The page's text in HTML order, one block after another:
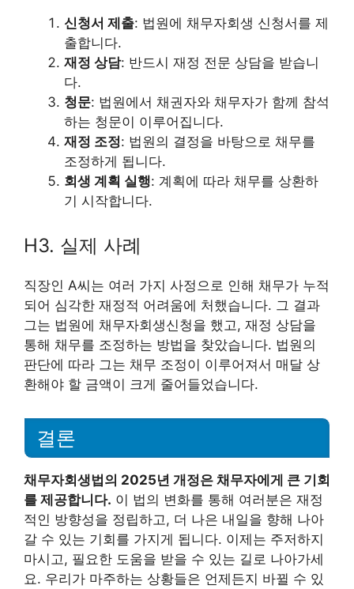
신청서 제출: 법원에 채무자회생 신청서를 제
출합니다.
재정 상담: 반드시 재정 전문 상담을 받습니
다.
청문: 법원에서 채권자와 채무자가 함께 참석
하는 청문이 이루어집니다.
재정 조정: 법원의 결정을 바탕으로 채무를
조정하게 됩니다.
회생 계획 실행: 계획에 따라 채무를 상환하
기 시작합니다.
H3. 실제 사례
직장인 A씨는 여러 가지 사정으로 인해 채무가 누적
되어 심각한 재정적 어려움에 처했습니다. 그 결과
그는 법원에 채무자회생신청을 했고, 재정 상담을
통해 채무를 조정하는 방법을 찾았습니다. 법원의
판단에 따라 그는 채무 조정이 이루어져서 매달 상
환해야 할 금액이 크게 줄어들었습니다.
결론
채무자회생법의 2025년 개정은 채무자에게 큰 기회
를 제공합니다. 이 법의 변화를 통해 여러분은 재정
적인 방향성을 정립하고, 더 나은 내일을 향해 나아
갈 수 있는 기회를 가지게 됩니다. 이제는 주저하지
마시고, 필요한 도움을 받을 수 있는 길로 나아가세
요. 우리가 마주하는 상황들은 언제든지 바뀔 수 있